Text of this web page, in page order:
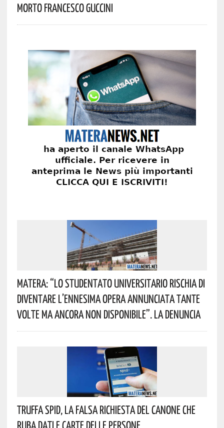
Morto Francesco Guccini
Matera: “Lo Studentato Universitario Rischia Di
Diventare L’ennesima Opera Annunciata Tante
Volte Ma Ancora Non Disponibile”. La Denuncia
Truffa Spid, La Falsa Richiesta Del Canone Che
Ruba Dati E Carte Delle Persone